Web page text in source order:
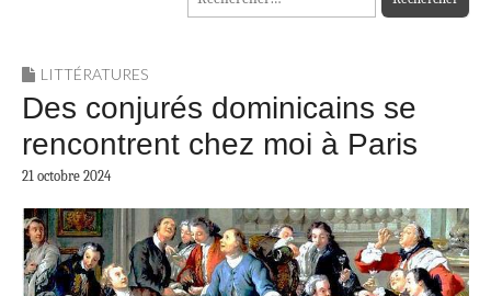
LITTÉRATURES
Des conjurés dominicains se
rencontrent chez moi à Paris
21 octobre 2024